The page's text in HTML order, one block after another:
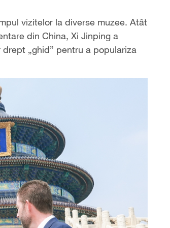
vizitelor la diverse muzee. Atât
din China, Xi Jinping a
„ghid” pentru a populariza